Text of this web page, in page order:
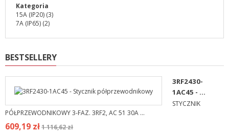
Kategoria
15A (IP20) (3)
7A (IP65) (2)
BESTSELLERY
3RF2430-
1AC45 - ...
STYCZNIK
PÓŁPRZEWODNIKOWY 3-FAZ. 3RF2, AC 51 30A ...
609,19 zł1 116,62 zł